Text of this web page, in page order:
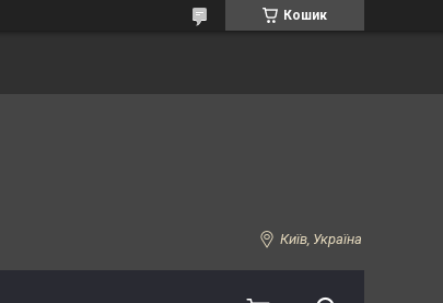
Кошик
Київ, Україна